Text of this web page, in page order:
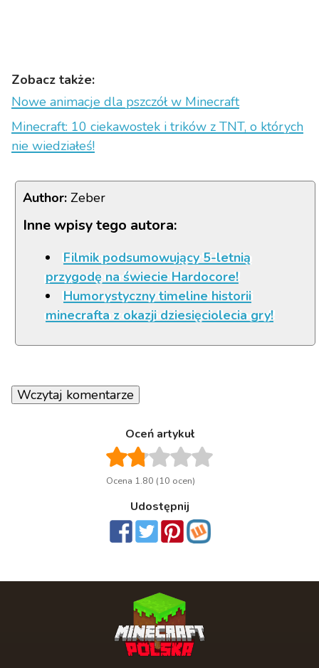
Zobacz także:
Nowe animacje dla pszczół w Minecraft
Minecraft: 10 ciekawostek i trików z TNT, o których
nie wiedziałeś!
Author: Zeber
Inne wpisy tego autora:
Filmik podsumowujący 5-letnią
przygodę na świecie Hardocore!
Humorystyczny timeline historii
minecrafta z okazji dziesięciolecia gry!
Wczytaj komentarze
Oceń artykuł
Ocena 1.80 (10 ocen)
Udostępnij